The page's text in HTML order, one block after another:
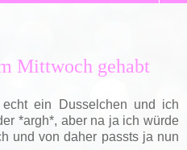
Mittwoch gehabt
ein Dusselchen und ich
*argh*, aber na ja ich würde
und von daher passts ja nun